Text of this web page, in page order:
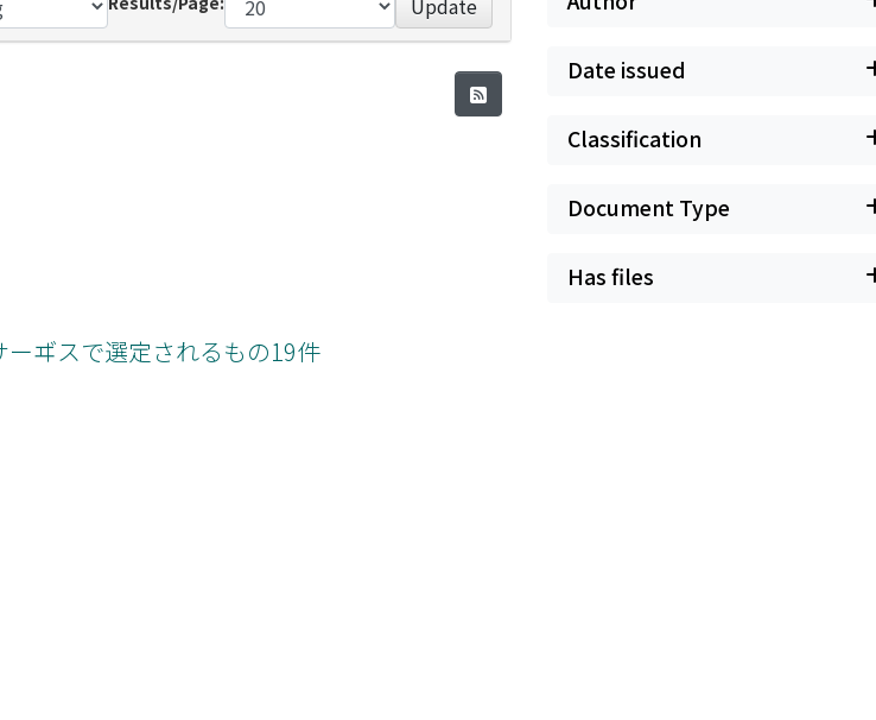
Update
ヸスで選定されるもの19件
Date issued
Classification
Document Type
Has files